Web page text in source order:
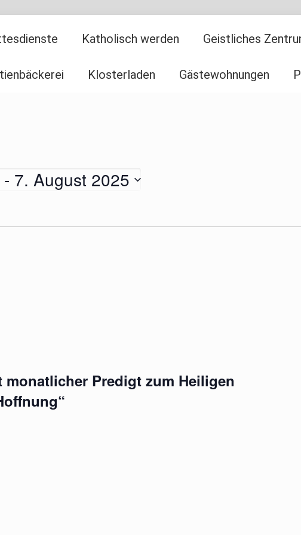
Katholisch werden Geistliches
Klosterladen Gästewohnungen
- 7. August 2025
monatlicher Predigt zum Heiligen